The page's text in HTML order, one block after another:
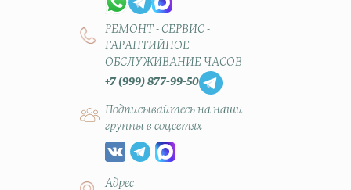
РЕМОНТ - СЕРВИС -
ГАРАНТИЙНОЕ
ОБСЛУЖИВАНИЕ ЧАСОВ
+7 (999) 877-99-50
Подписывайтесь на наши
группы в соцсетях
Адрес